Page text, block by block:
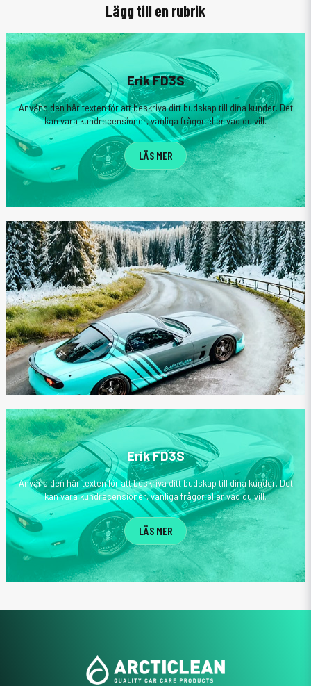
Lägg till en rubrik
Erik FD3S
Använd den här texten för att beskriva ditt budskap till dina kunder. Det
kan vara kundrecensioner, vanliga frågor eller vad du vill.
LÄS MER
Erik FD3S
Använd den här texten för att beskriva ditt budskap till dina kunder. Det
kan vara kundrecensioner, vanliga frågor eller vad du vill.
LÄS MER